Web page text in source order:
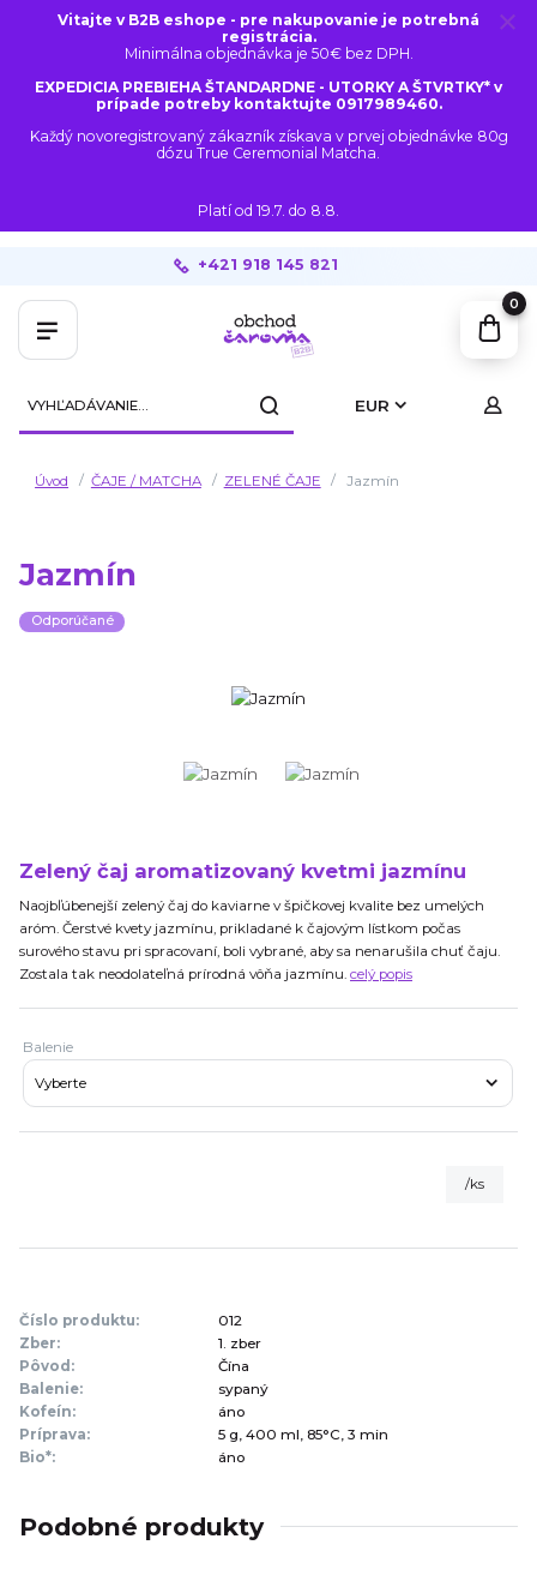
Vitajte v B2B eshope - pre nakupovanie je potrebná
registrácia.
Minimálna objednávka je 50€ bez DPH.
EXPEDICIA PREBIEHA ŠTANDARDNE - UTORKY A ŠTVRTKY* v
prípade potreby kontaktujte 0917989460.
Každý novoregistrovaný zákazník získava v prvej objednávke 80g
dózu True Ceremonial Matcha.
Platí od 19.7. do 8.8.
EUR
+421 918 145 821
0
Úvod ČAJE / MATCHA ZELENÉ ČAJE Jazmín
Jazmín
Odporúčané
Zelený čaj aromatizovaný kvetmi jazmínu
Naojbľúbenejší zelený čaj do kaviarne v špičkovej kvalite bez umelých
aróm. Čerstvé kvety jazmínu, prikladané k čajovým lístkom počas
surového stavu pri spracovaní, boli vybrané, aby sa nenarušila chuť čaju.
Zostala tak neodolateľná prírodná vôňa jazmínu. celý popis
Balenie
/ks
Číslo produktu:
012
Zber:
1. zber
Pôvod:
Čína
Balenie:
sypaný
Kofeín:
áno
Príprava:
5 g, 400 ml, 85°C, 3 min
Bio*:
áno
Podobné produkty